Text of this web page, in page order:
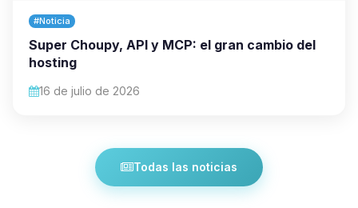
#Noticia
Super Choupy, API y MCP: el gran cambio del
hosting
16 de julio de 2026
Todas las noticias